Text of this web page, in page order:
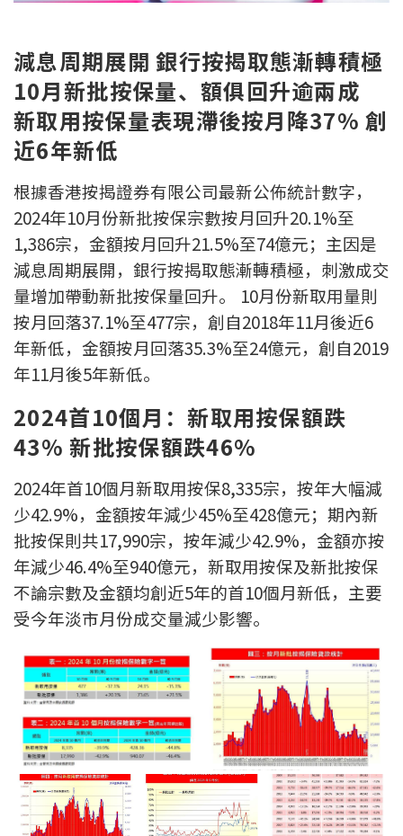
新盤優越按揭優惠
中原按揭標籤優惠
推薦齊齊友賞
按揭工具
按揭計算
轉按計算
置業預算
供款年期計算
工商舖按揭計算
印花稅計算
免費物業估價
下載中心
按揭全面睇
新聞/研究
公司動態
按市新聞
統計數據庫
按揭快趣智識
減息周期展開 銀行按揭取態漸轉積極
10月新批按保量、額俱回升逾兩成
新取用按保量表現滯後按月降37% 創
近6年新低
根據香港按揭證券有限公司最新公佈統計數字，
2024年10月份新批按保宗數按月回升20.1%至
1,386宗，金額按月回升21.5%至74億元；主因是
減息周期展開，銀行按揭取態漸轉積極，刺激成交
量增加帶動新批按保量回升。 10月份新取用量則
按月回落37.1%至477宗，創自2018年11月後近6
年新低，金額按月回落35.3%至24億元，創自2019
年11月後5年新低。
2024首10個月：新取用按保額跌
43% 新批按保額跌46%
2024年首10個月新取用按保8,335宗，按年大幅減
少42.9%，金額按年減少45%至428億元；期內新
批按保則共17,990宗，按年減少42.9%，金額亦按
年減少46.4%至940億元，新取用按保及新批按保
不論宗數及金額均創近5年的首10個月新低，主要
受今年淡市月份成交量減少影響。